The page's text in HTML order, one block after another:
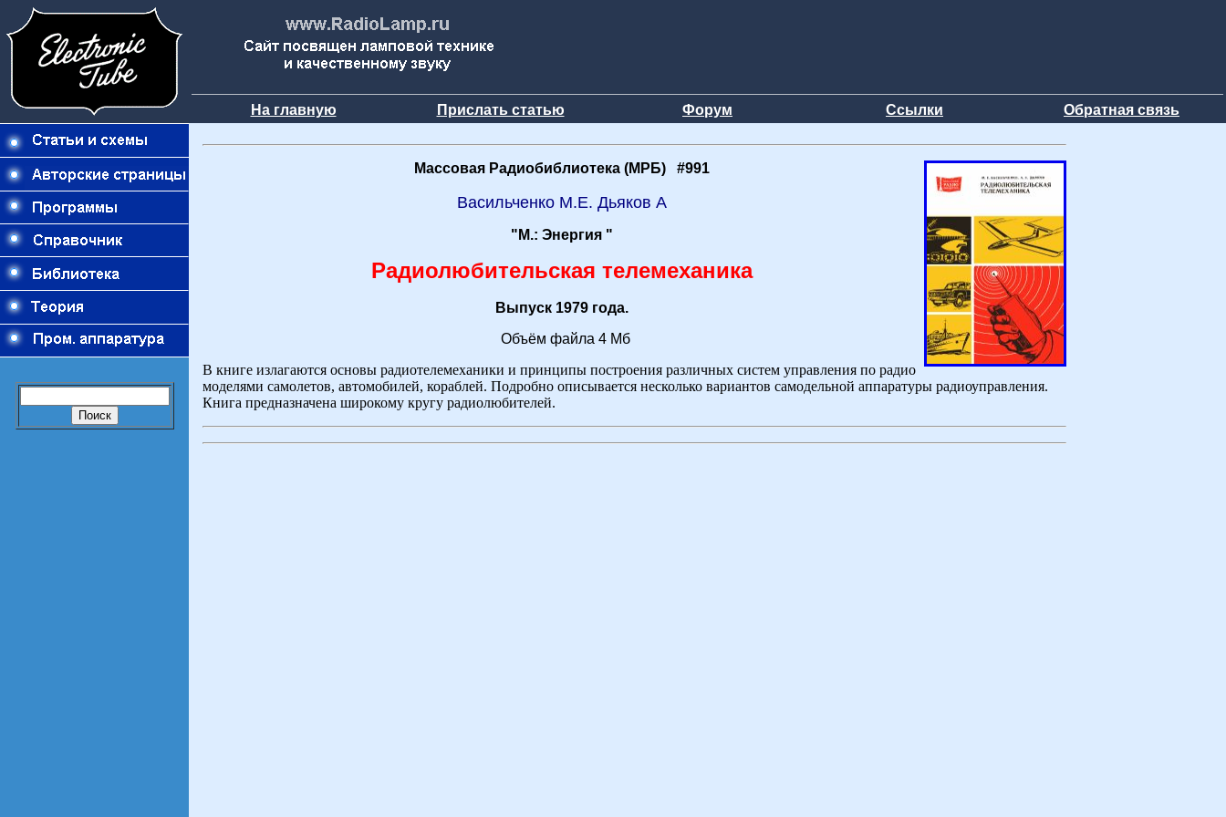
На главную Прислать статью Форум Ссылки Обратная связь
Массовая Радиобиблиотека (МРБ) #991
Васильченко М.Е. Дьяков А
"М.: Энергия "
Радиолюбительская телемеханика
Выпуск 1979 года.
Объём файла 4 Мб
В книге излагаются основы радиотелемеханики и принципы построения различных систем управления по радио
моделями самолетов, автомобилей, кораблей. Подробно описывается несколько вариантов самодельной аппаратуры радиоуправления.
Книга предназначена широкому кругу радиолюбителей.